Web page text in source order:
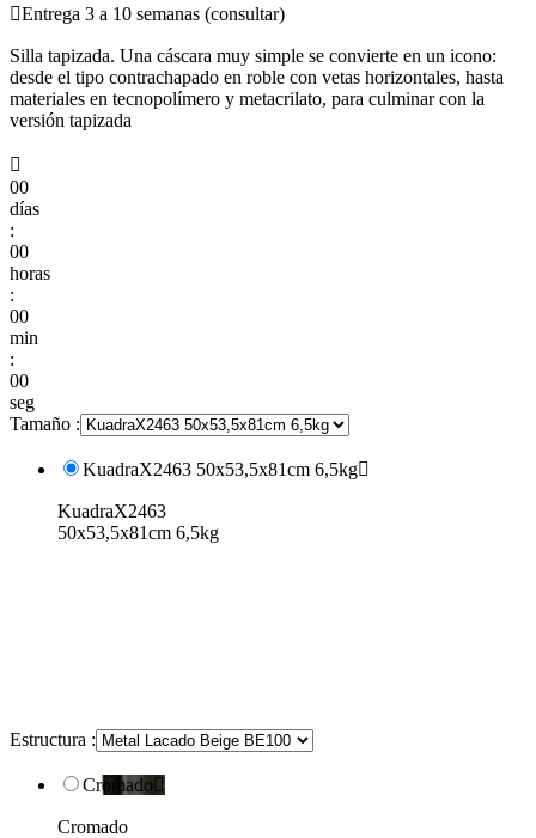
Entrega 3 a 10 semanas (consultar)
Silla tapizada. Una cáscara muy simple se convierte en un icono:
desde el tipo contrachapado en roble con vetas horizontales, hasta
materiales en tecnopolímero y metacrilato, para culminar con la
versión tapizada

00
días
:
00
horas
:
00
min
:
00
seg
Tamaño :
KuadraX2463 50x53,5x81cm 6,5kg
KuadraX2463
50x53,5x81cm 6,5kg
Estructura :
Cromado 
Cromado